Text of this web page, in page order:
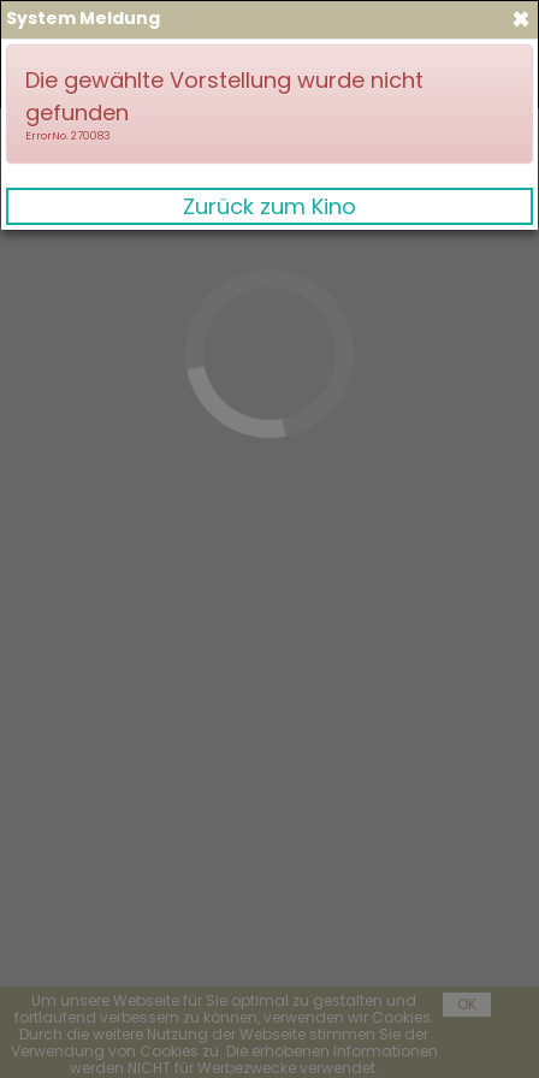
Um unsere Webseite für Sie optimal zu gestalten und
fortlaufend verbessern zu können, verwenden wir Cookies.
Durch die weitere Nutzung der Webseite stimmen Sie der
Verwendung von Cookies zu. Die erhobenen Informationen
werden NICHT für Werbezwecke verwendet.
OK
×
System Meldung
Die gewählte Vorstellung wurde nicht
gefunden
ErrorNo. 270083
Zurück zum Kino